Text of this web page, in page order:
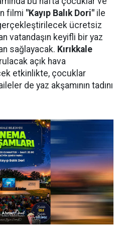
filmi "Kayıp Balık Dori" ile
ücretsiz
vatandaşın keyifli bir yaz
sağlayacak. Kırıkkale
açık hava
etkinlikte, çocuklar
de yaz akşamının tadını